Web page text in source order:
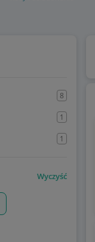
8
1
1
Wyczyść